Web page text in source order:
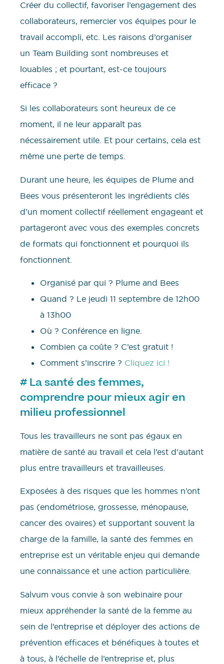
Créer du collectif, favoriser l’engagement des
collaborateurs, remercier vos équipes pour le
travail accompli, etc. Les raisons d’organiser
un Team Building sont nombreuses et
louables ; et pourtant, est-ce toujours
efficace ?
Si les collaborateurs sont heureux de ce
moment, il ne leur apparaît pas
nécessairement utile. Et pour certains, cela est
même une perte de temps.
Durant une heure, les équipes de Plume and
Bees vous présenteront les ingrédients clés
d’un moment collectif réellement engageant et
partageront avec vous des exemples concrets
de formats qui fonctionnent et pourquoi ils
fonctionnent.
Organisé par qui ? Plume and Bees
Quand ? Le jeudi 11 septembre de 12h00
à 13h00
Où ? Conférence en ligne.
Combien ça coûte ? C’est gratuit !
Comment s’inscrire ? Cliquez ici !
# La santé des femmes,
comprendre pour mieux agir en
milieu professionnel
Tous les travailleurs ne sont pas égaux en
matière de santé au travail et cela l’est d’autant
plus entre travailleurs et travailleuses.
Exposées à des risques que les hommes n’ont
pas (endométriose, grossesse, ménopause,
cancer des ovaires) et supportant souvent la
charge de la famille, la santé des femmes en
entreprise est un véritable enjeu qui demande
une connaissance et une action particulière.
Salvum vous convie à son webinaire pour
mieux appréhender la santé de la femme au
sein de l’entreprise et déployer des actions de
prévention efficaces et bénéfiques à toutes et
à tous, à l’échelle de l’entreprise et, plus